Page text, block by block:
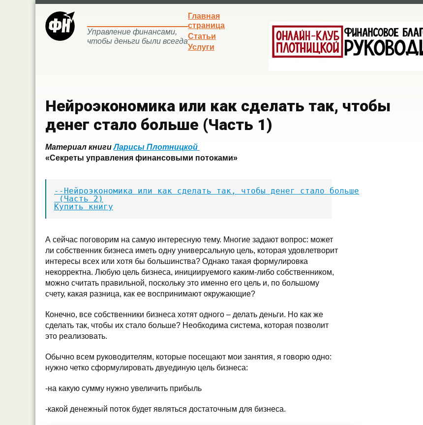
Управление финансами,
чтобы деньги были всегда
Главная
страница
Статьи
Услуги
Нейроэкономика или как сделать так, чтобы
денег стало больше (Часть 1)
Материал книгиЛарисы Плотницкой
«Секреты управления финансовыми потоками»
--Нейроэкономика или как сделать так, чтобы денег стало больше
Купить книгу
А сейчас поговорим на самую интересную тему. Многие задают вопрос: может
ли собственник бизнеса иметь одну универсальную цель, которая удовлетворит
интересы всех или хотя бы большинства? Однако такая формулировка
некорректна. Любую цель бизнеса, инициируемого каким-либо собственником,
можно считать правильной, поскольку это именно его цель и, по большому
счету, какая разница, как ее воспринимают окружающие?
Конечно, все собственники бизнеса хотят одного – делать деньги. Но как же
сделать так, чтобы их стало больше? Необходима система, которая позволит
это реализовать.
Обычно всем руководителям, которые посещают мои занятия, я говорю одно:
нужно четко сформулировать двуединую цель бизнеса:
-на какую сумму нужно увеличить прибыль
-какой денежный поток будет являться достаточным для бизнеса.